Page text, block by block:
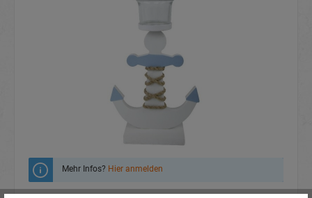
Mehr Infos? Hier anmelden